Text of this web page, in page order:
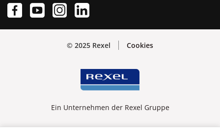
© 2025 Rexel Cookies
Ein Unternehmen der Rexel Gruppe